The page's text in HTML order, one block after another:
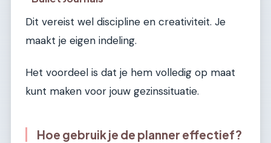
Dit vereist wel discipline en creativiteit. Je
maakt je eigen indeling.
Het voordeel is dat je hem volledig op maat
kunt maken voor jouw gezinssituatie.
Hoe gebruik je de planner effectief?